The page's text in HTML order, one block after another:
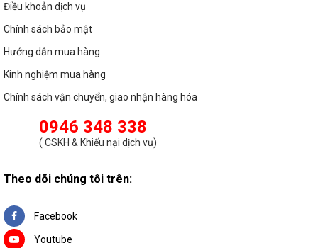
Điều khoản dịch vụ
Chính sách bảo mật
Hướng dẫn mua hàng
Kinh nghiệm mua hàng
Chính sách vận chuyển, giao nhận hàng hóa
0946 348 338
( CSKH & Khiếu nại dịch vụ)
Theo dõi chúng tôi trên:
Facebook
Youtube